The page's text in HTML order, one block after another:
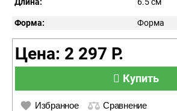
Форма: Форма
Цена: 2 297 Р.
Купить
Избранное Сравнение